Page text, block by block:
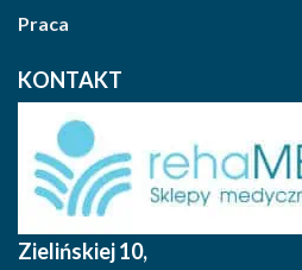
Praca
KONTAKT
Zielińskiej 10,